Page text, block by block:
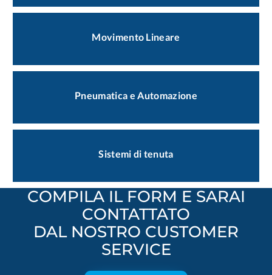
Movimento Lineare
Pneumatica e Automazione
Sistemi di tenuta
COMPILA IL FORM E SARAI
CONTATTATO
DAL NOSTRO CUSTOMER
SERVICE